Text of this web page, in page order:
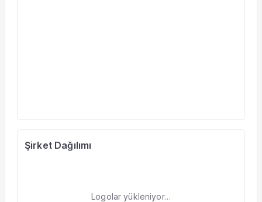
Şirket Dağılımı
Logolar yükleniyor…